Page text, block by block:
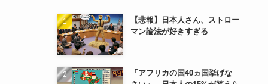
【悲報】日本人さん、ストロー
マン論法が好きすぎる
「アフリカの国40ヵ国挙げな